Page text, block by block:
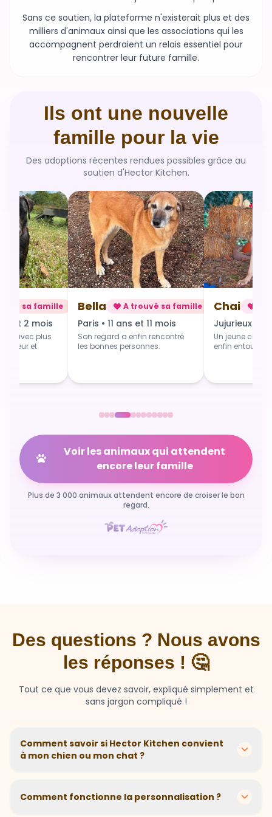
Sans ce soutien, la plateforme n'existerait plus et des
milliers d'animaux ainsi que les associations qui les
accompagnent perdraient un relais essentiel pour
rencontrer leur future famille.
Ils ont une nouvelle
famille pour la vie
Des adoptions récentes rendues possibles grâce au
soutien d'Hector Kitchen.
sa famille
11 mois
rencontré
Chai A trouvé sa famille
Jujurieux • 1 an
Un jeune chien qui grandit
enfin entouré et aimé.
Alba
Douville • 4
Une toute
commence du
Voir les animaux qui attendent
encore leur famille
Plus de 3 000 animaux attendent encore de croiser le bon
regard.
Des questions ? Nous avons
les réponses ! 🤔
Tout ce que vous devez savoir, expliqué simplement et
sans jargon compliqué !
Comment savoir si Hector Kitchen convient
à mon chien ou mon chat ?
recettes personnalisées selon l'âge, la race, le poids et
les sensibilités de votre compagnon. Si votre animal a
Comment fonctionne la personnalisation ?